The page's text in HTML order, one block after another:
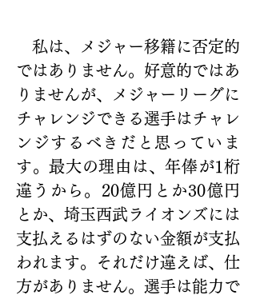
私は、メジャー移籍に否定的
ではありません。好意的ではあ
りませんが、メジャーリーグに
チャレンジできる選手はチャレ
ンジするべきだと思っていま
す。最大の理由は、年俸が1桁
違うから。20億円とか30億円
とか、埼玉西武ライオンズには
支払えるはずのない金額が支払
われます。それだけ違えば、仕
方がありません。選手は能力で